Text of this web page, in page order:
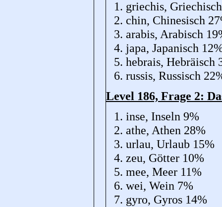
griechis,
chin, Chinesisch
arabis, Arabisch
japa, Japanisch
hebrais, Hebräisch
russis, Russisch
Level 186, Frage 2:
inse, Inseln 9%
athe, Athen 28%
urlau, Urlaub 15%
zeu, Götter 10%
mee, Meer 11%
wei, Wein 7%
gyro, Gyros 14%